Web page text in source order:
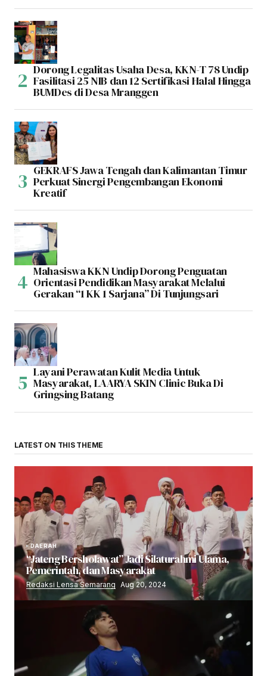
Dorong Legalitas Usaha Desa, KKN-T 78 Undip
Fasilitasi 25 NIB dan 12 Sertifikasi Halal Hingga
BUMDes di Desa Mranggen
GEKRAFS Jawa Tengah dan Kalimantan Timur
Perkuat Sinergi Pengembangan Ekonomi
Kreatif
Mahasiswa KKN Undip Dorong Penguatan
Orientasi Pendidikan Masyarakat Melalui
Gerakan “1 KK 1 Sarjana” Di Tunjungsari
Layani Perawatan Kulit Media Untuk
Masyarakat, LAARYA SKIN Clinic Buka Di
Gringsing Batang
LATEST ON THIS THEME
DAERAH
“Jateng Bersholawat” Jadi Silaturahmi Ulama,
Pemerintah, dan Masyarakat
Redaksi Lensa Semarang Aug 20, 2024